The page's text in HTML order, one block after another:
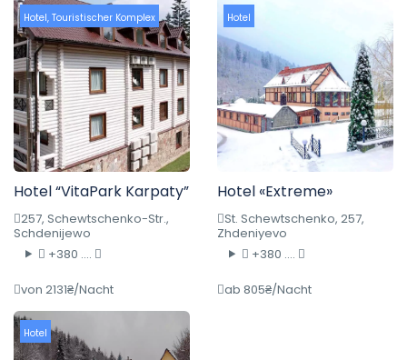
Hotel, Touristischer Komplex
Hotel “VitaPark Karpaty”
257, Schewtschenko-Str.,
Schdenijewo
+380 ....
von 2131₴/Nacht
Hotel
Hotel «Extreme»
St. Schewtschenko, 257,
Zhdeniyevo
+380 ....
ab 805₴/Nacht
Hotel